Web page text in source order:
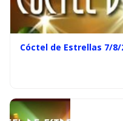
Cóctel de Estrellas 7/8/